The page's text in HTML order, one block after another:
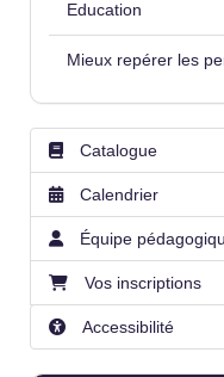
Education
Mieux repérer les
Catalogue
Calendrier
Équipe
Vos inscriptions
Accessibilité